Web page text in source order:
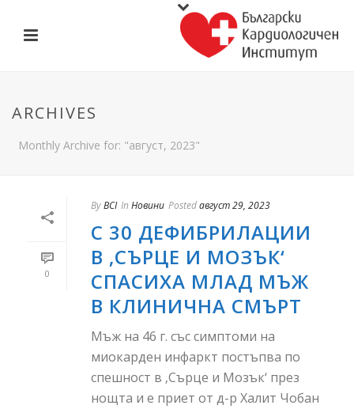
ARCHIVES
Monthly Archive for: "август, 2023"
0
ByBCI In Новини Postedавгуст 29, 2023
С 30 ДЕФИБРИЛАЦИИ
В ‚СЪРЦЕ И МОЗЪК‘
СПАСИХА МЛАД МЪЖ
В КЛИНИЧНА СМЪРТ
Мъж на 46 г. със симптоми на
миокарден инфаркт постъпва по
спешност в ‚Сърце и Мозък‘ през
нощта и е приет от д-р Халит Чобан